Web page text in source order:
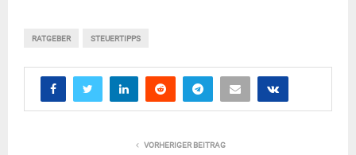
RATGEBER STEUERTIPPS
VORHERIGER BEITRAG